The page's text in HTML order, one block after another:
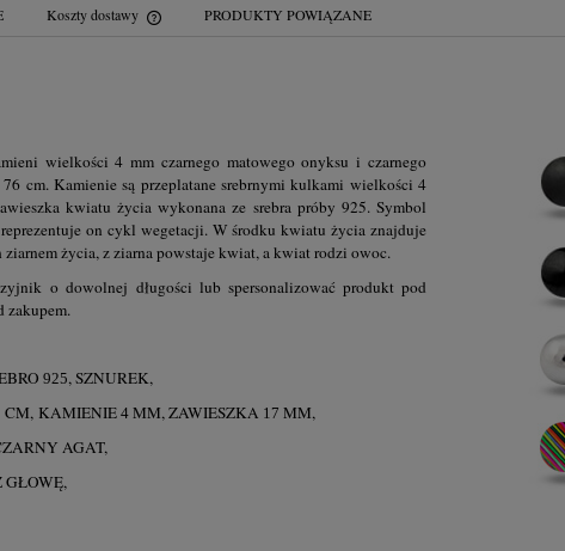
Koszty dostawy PRODUKTY POWIĄZANE
wielkości 4 mm czarnego matowego onyksu i czarnego
cm. Kamienie są przeplatane srebrnymi kulkami wielkości 4
kwiatu życia wykonana ze srebra próby 925. Symbol
on cykl wegetacji. W środku kwiatu życia znajduje
ziarnem życia, z ziarna powstaje kwiat, a kwiat rodzi owoc.
o dowolnej długości lub spersonalizować produkt pod
zakupem.
925, SZNUREK,
CM, KAMIENIE 4 MM, ZAWIESZKA 17 MM,
AGAT,